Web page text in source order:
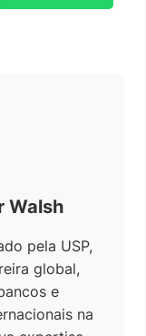
Walsh
pela USP,
global,
e
na